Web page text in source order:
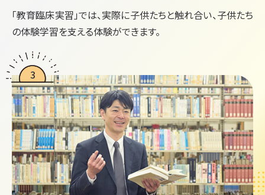
「教育臨床実習」では、実際に子供たちと触れ合い、子供たち
の体験学習を支える体験ができます。
3